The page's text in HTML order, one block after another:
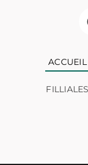
ACCUEIL
FILLIALES